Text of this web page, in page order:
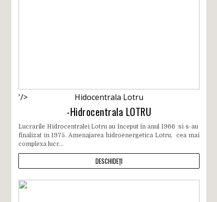
'/> Hidocentrala Lotru
-Hidrocentrala LOTRU
Lucrarile Hidrocentralei Lotru au început în anul 1966 si s-au
finalizat in 1975. Amenajarea hidroenergetica Lotru, cea mai
complexa lucr...
DESCHIDEȚI